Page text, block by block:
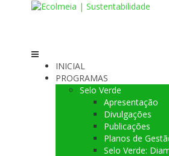
INICIAL
PROGRAMAS
Selo Verde
Apresentação
Divulgações
Publicações
Planos de
Selo Verde: